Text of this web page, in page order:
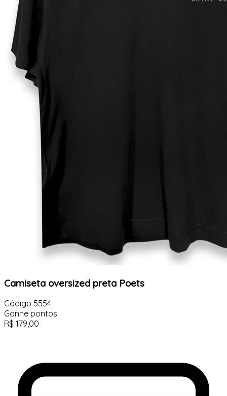
Camiseta oversized preta Poets
Código 5554
Ganhe pontos
R$ 179,00